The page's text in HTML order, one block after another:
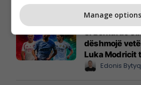
Promo
Si Bernardo
dëshmojë
Luka Modricit
Edonis
Manage options